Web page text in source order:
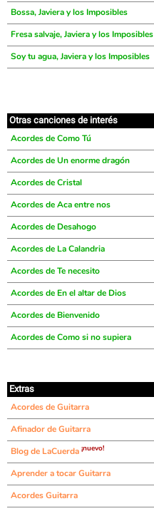
Bossa, Javiera y los Imposibles
Fresa salvaje, Javiera y los Imposibles
Soy tu agua, Javiera y los Imposibles
Otras canciones de interés
Acordes de Como Tú
Acordes de Un enorme dragón
Acordes de Cristal
Acordes de Aca entre nos
Acordes de Desahogo
Acordes de La Calandria
Acordes de Te necesito
Acordes de En el altar de Dios
Acordes de Bienvenido
Acordes de Como si no supiera
Extras
Acordes de Guitarra
Afinador de Guitarra
Blog de LaCuerda ¡nuevo!
Aprender a tocar Guitarra
Acordes Guitarra